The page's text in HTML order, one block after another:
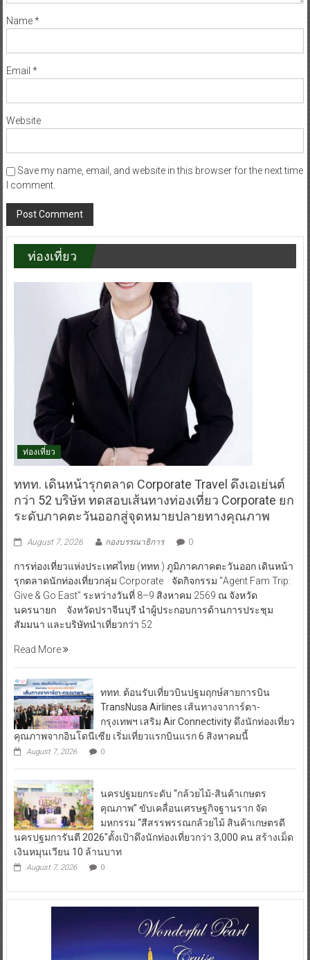
Name*
Email *
Website
Save my name, email, and website in this browser for the next time
I comment.
ท่องเที่ยว
ท่องเที่ยว
ททท. เดินหน้ารุกตลาด Corporate Travel ดึงเอเย่นต์
กว่า 52 บริษัท ทดสอบเส้นทางท่องเที่ยว Corporate ยก
ระดับภาคตะวันออกสู่จุดหมายปลายทางคุณภาพ
August 7, 2026 กองบรรณาธิการ 0
การท่องเที่ยวแห่งประเทศไทย (ททท.) ภูมิภาคภาคตะวันออก เดินหน้า
รุกตลาดนักท่องเที่ยวกลุ่ม Corporate จัดกิจกรรม “Agent Fam Trip:
Give & Go East” ระหว่างวันที่ 8–9 สิงหาคม 2569 ณ จังหวัด
นครนายก จังหวัดปราจีนบุรี นำผู้ประกอบการด้านการประชุม
สัมมนา และบริษัทนำเที่ยวกว่า 52
Read More
ททท. ต้อนรับเที่ยวบินปฐมฤกษ์สายการบิน
TransNusa Airlines เส้นทางจาการ์ตา-
กรุงเทพฯ เสริม Air Connectivity ดึงนักท่องเที่ยว
คุณภาพจากอินโดนีเซีย เริ่มเที่ยวแรกบินแรก 6 สิงหาคมนี้
August 7, 2026 0
นครปฐมยกระดับ “กล้วยไม้-สินค้าเกษตร
คุณภาพ” ขับเคลื่อนเศรษฐกิจฐานราก จัด
มหกรรม “สีสรรพรรณกล้วยไม้ สินค้าเกษตรดี
นครปฐมการันตี 2026″ตั้งเป้าดึงนักท่องเที่ยวกว่า 3,000 คน สร้างเม็ด
เงินหมุนเวียน 10 ล้านบาท
August 7, 2026 0